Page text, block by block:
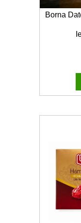
Borna